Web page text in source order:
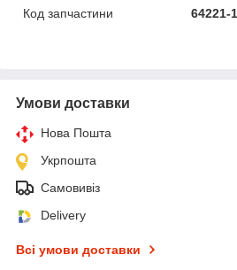
Код запчастини
64221-
Умови доставки
Нова Пошта
Укрпошта
Самовивіз
Delivery
Всі умови доставки